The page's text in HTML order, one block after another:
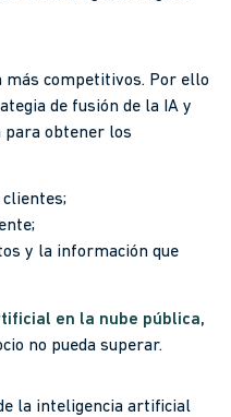
más competitivos. Por ello
de fusión de la IA y
para obtener los
clientes;
y la información que
en la nube pública,
no pueda superar.
la inteligencia artificial